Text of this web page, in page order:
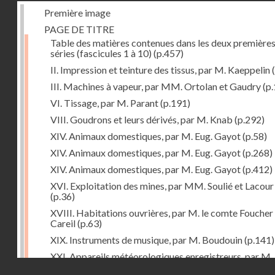
Première image
PAGE DE TITRE
Table des matières contenues dans les deux premières
séries (fascicules 1 à 10) (p.457)
II. Impression et teinture des tissus, par M. Kaeppelin
III. Machines à vapeur, par MM. Ortolan et Gaudry
VI. Tissage, par M. Parant(p.191)
VIII. Goudrons et leurs dérivés, par M. Knab (p.292)
XIV. Animaux domestiques, par M. Eug. Gayot(p.58)
XIV. Animaux domestiques, par M. Eug. Gayot(p.268)
XIV. Animaux domestiques, par M. Eug. Gayot(p.412)
XVI. Exploitation des mines, par MM. Soulié et Lacour
(p.36)
XVIII. Habitations ouvrières, par M. le comte Foucher
Careil(p.63)
XIX. Instruments de musique, par M. Boudouin(p.141)
XXI. Appareils météorologiques enregistreurs, par M.